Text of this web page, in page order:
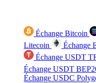
Échange Bitcoin
Litecoin
Échange
Échange USDT
Échange USDT
Échange USDC